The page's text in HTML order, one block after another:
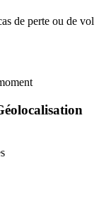
de perte ou de vol